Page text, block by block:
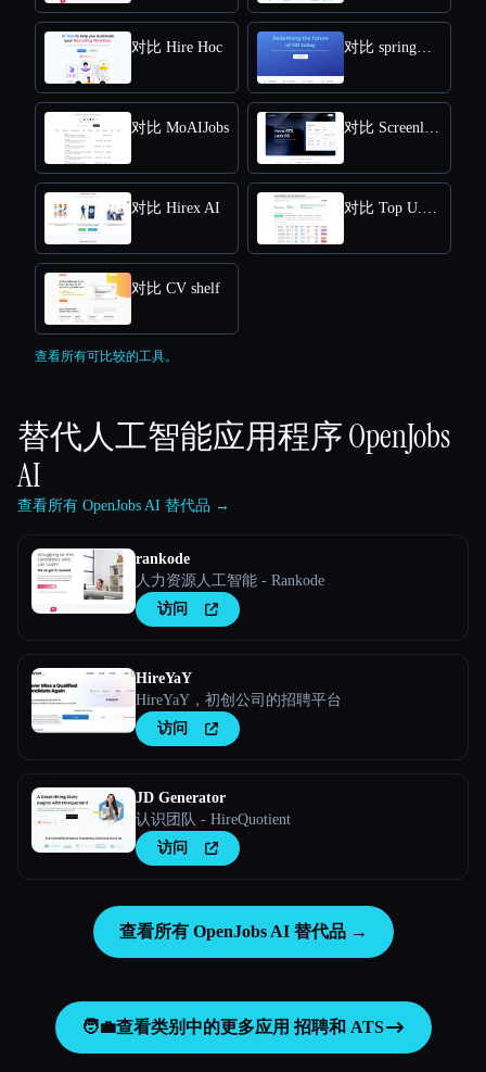
对比 Hire Hoc 对比 springworks
对比 MoAIJobs 对比 Screenloop
对比 Hirex AI 对比 Top U.S. New Grads Job
对比 CV shelf
查看所有可比较的工具。
替代人工智能应用程序OpenJobs
AI
查看所有 OpenJobs AI 替代品 →
rankode
人力资源人工智能 - Rankode
访问
HireYaY
HireYaY，初创公司的招聘平台
访问
JD Generator
认识团队 - HireQuotient
访问
查看所有 OpenJobs AI 替代品 →
🧑‍💼查看类别中的更多应用 招聘和 ATS